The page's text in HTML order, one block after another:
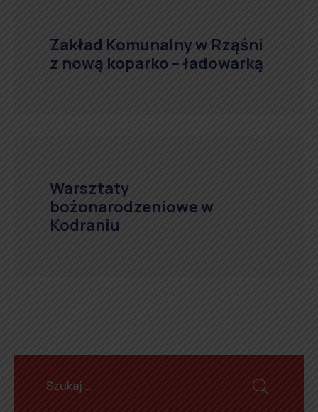
Zakład Komunalny w Rząśni
z nową koparko – ładowarką
Warsztaty
bożonarodzeniowe w
Kodraniu